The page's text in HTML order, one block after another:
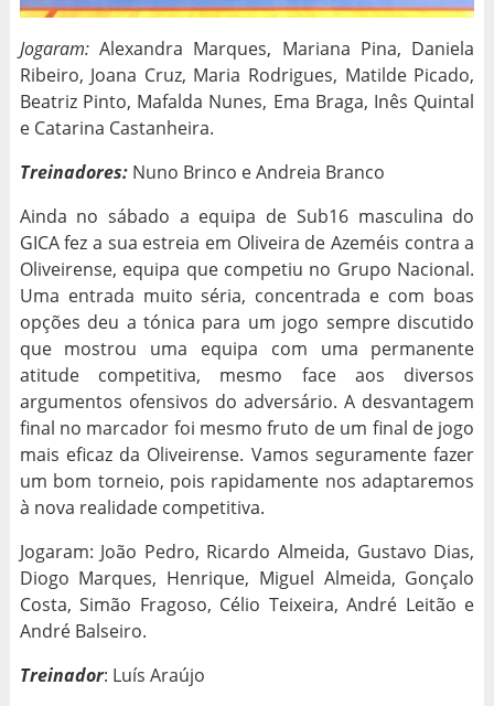
Jogaram:Alexandra Marques, Mariana Pina, Daniela
Ribeiro, Joana Cruz, Maria Rodrigues, Matilde Picado,
Beatriz Pinto, Mafalda Nunes, Ema Braga, Inês Quintal
e Catarina Castanheira.
Treinadores:Nuno Brinco e Andreia Branco
Ainda no sábado a equipa de Sub16 masculina do
GICA fez a sua estreia em Oliveira de Azeméis contra a
Oliveirense, equipa que competiu no Grupo Nacional.
Uma entrada muito séria, concentrada e com boas
opções deu a tónica para um jogo sempre discutido
que mostrou uma equipa com uma permanente
atitude competitiva, mesmo face aos diversos
argumentos ofensivos do adversário. A desvantagem
final no marcador foi mesmo fruto de um final de jogo
mais eficaz da Oliveirense. Vamos seguramente fazer
um bom torneio, pois rapidamente nos adaptaremos
à nova realidade competitiva.
Jogaram: João Pedro, Ricardo Almeida, Gustavo Dias,
Diogo Marques, Henrique, Miguel Almeida, Gonçalo
Costa, Simão Fragoso, Célio Teixeira, André Leitão e
André Balseiro.
Treinador: Luís Araújo